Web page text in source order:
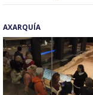
AXARQUÍA